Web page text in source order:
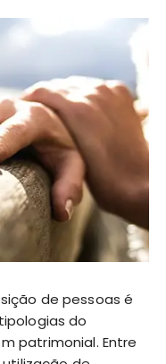
de pessoas é
do
patrimonial. Entre